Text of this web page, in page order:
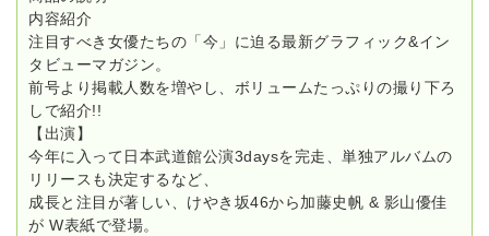
内容紹介
注目すべき女優たちの「今」に迫る最新グラフィック&イン
タビューマガジン。
前号より掲載人数を増やし、ボリュームたっぷりの撮り下ろ
しで紹介!!
【出演】
今年に入って日本武道館公演3daysを完走、単独アルバムの
リリースも決定するなど、
成長と注目が著しい、けやき坂46から加藤史帆 & 影山優佳
が W表紙で登場。